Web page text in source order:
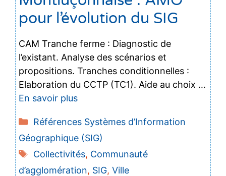
pour l’évolution du SIG
CAM Tranche ferme : Diagnostic de
l’existant. Analyse des scénarios et
propositions. Tranches conditionnelles :
Elaboration du CCTP (TC1). Aide au choix …
En savoir plus
Catégories
Références Systèmes d’Information
Géographique (SIG)
Étiquettes
Collectivités, Communauté
d’agglomération, SIG, Ville